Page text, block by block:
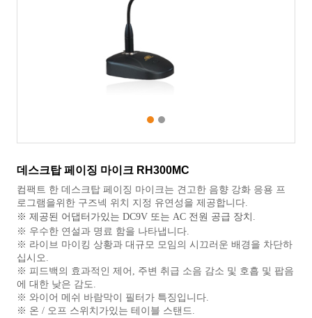
데스크탑 페이징 마이크 RH300MC
컴팩트 한 데스크탑 페이징 마이크는 견고한 음향 강화 응용 프
로그램을위한 구즈넥 위치 지정 유연성을 제공합니다.
※ 제공된 어댑터가있는 DC9V 또는 AC 전원 공급 장치.
※ 우수한 연설과 명료 함을 나타냅니다.
※ 라이브 마이킹 상황과 대규모 모임의 시끄러운 배경을 차단하
십시오.
※ 피드백의 효과적인 제어, 주변 취급 소음 감소 및 호흡 및 팝음
에 대한 낮은 감도.
※ 와이어 메쉬 바람막이 필터가 특징입니다.
※ 온 / 오프 스위치가있는 테이블 스탠드.